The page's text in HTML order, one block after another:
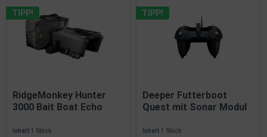
TIPP!
RidgeMonkey Hunter
3000 Bait Boat Echo
Inhalt1 Stück
TIPP!
Deeper Futterboot
Quest mit Sonar Modul
Inhalt1 Stück